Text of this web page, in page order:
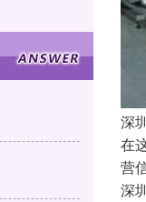
深
在
营
深